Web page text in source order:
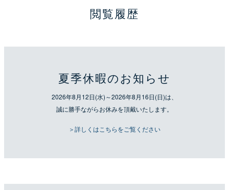
閲覧履歴
夏季休暇のお知らせ
2026年8月12日(水)～2026年8月16日(日)は、
誠に勝手ながらお休みを頂戴いたします。
＞詳しくはこちらをご覧ください